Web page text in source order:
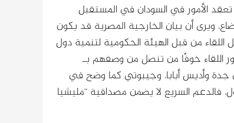
الأمور في السودان في المستقبل
ويرى أن بيان الخارجية المصرية قد يكون
من قبل الهيئة الحكومية لتنمية دول
اللقاء خوفًا من تنصل من وصفهم بـ
جدة وأديس أبابا، وجيبوتي كما وضح في
فالدعم السريع لا يضمن مصداقية “مليشيا